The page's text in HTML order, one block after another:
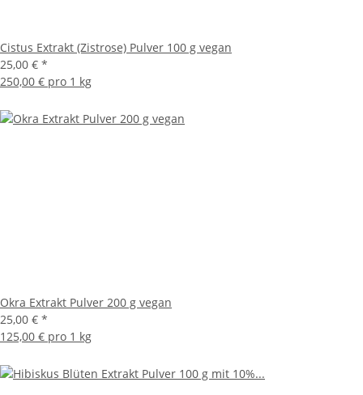
Cistus Extrakt (Zistrose) Pulver 100 g vegan
25,00 € *
250,00 € pro 1 kg
Okra Extrakt Pulver 200 g vegan
25,00 € *
125,00 € pro 1 kg